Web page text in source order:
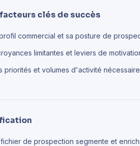
clés de succès
commercial et sa posture de
limitantes et leviers de
priorités et volumes d'activité
de prospection segmente et